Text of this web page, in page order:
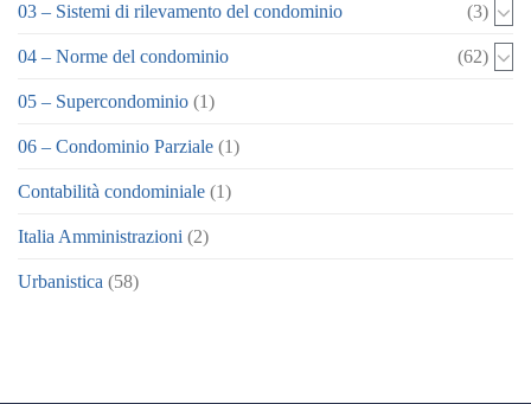
03 – Sistemi di rilevamento del condominio (3)
04 – Norme del condominio (62)
05 – Supercondominio (1)
06 – Condominio Parziale (1)
Contabilità condominiale (1)
Italia Amministrazioni (2)
Urbanistica (58)